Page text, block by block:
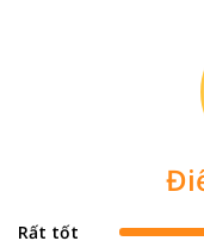
Rất tốt